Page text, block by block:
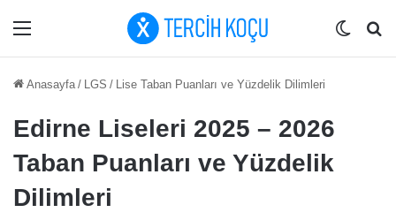
Menü Dış
Anasayfa / LGS / Lise Taban Puanları ve Yüzdelik Dilimleri
Edirne Liseleri 2025 – 2026
Taban Puanları ve Yüzdelik
Dilimleri